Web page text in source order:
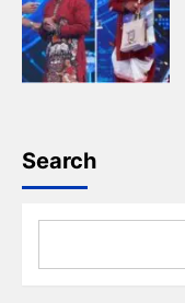
Search